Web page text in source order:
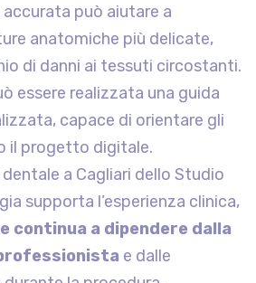
può aiutare a
anatomiche più delicate,
di danni ai tessuti circostanti.
essere realizzata una guida
capace di orientare gli
il progetto digitale.
a Cagliari dello Studio
supporta l’esperienza clinica,
continua a dipendere dalla
e dalle